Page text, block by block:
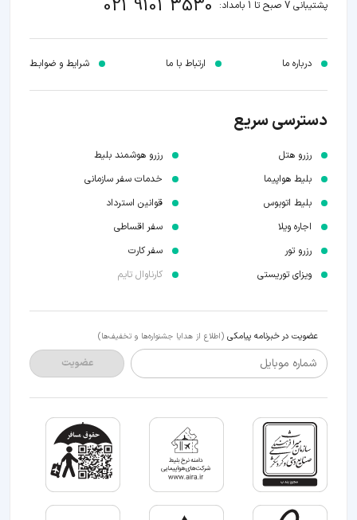
پشتیبانی 7 صبح تا 1 بامداد: 021 9101 3530
درباره ما ارتباط با ما شرایط و ضوابـط
دسترسی سریع
رزرو هتل
بلیط هواپیما
بلیط اتوبوس
اجاره ویلا
رزرو تور
ویزای توریستی
رزرو هوشمند بلیط
خدمات سفر سازمانی
قوانین استرداد
سفر اقساطی
سفر کارت
کارناوال تایم
عضویت در خبرنامه پیامکی (اطلاع از هدایا جشنواره‌ها و تخفیف‌ها)
شماره موبایل عضویت